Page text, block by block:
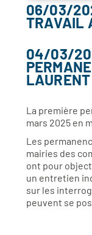
06/03/
TRAVAIL
04/03/
La première
mars 2025 en
Les
mairies des
ont pour
un entretien
sur les
peuvent se